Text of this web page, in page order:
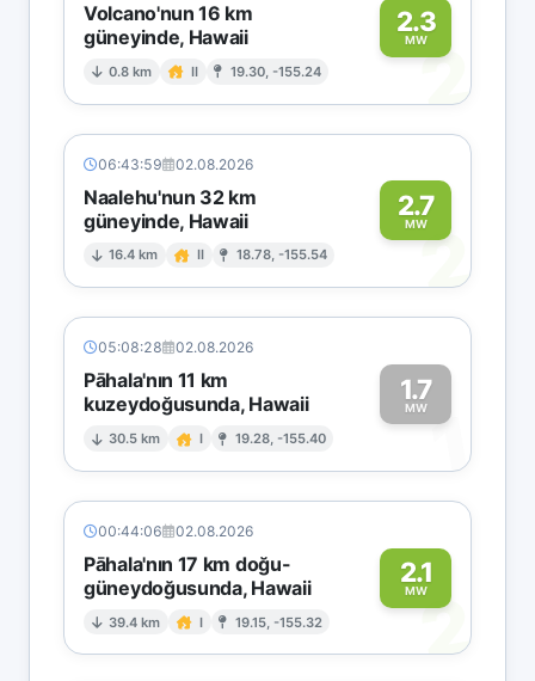
Volcano'nun 16 km
güneyinde, Hawaii
0.8 km II 19.30, -155.24
2.3
MW2
06:43:59 02.08.2026
Naalehu'nun 32 km
güneyinde, Hawaii
16.4 km II 18.78, -155.54
2.7
MW2
05:08:28 02.08.2026
Pāhala'nın 11 km
kuzeydoğusunda, Hawaii
30.5 km I 19.28, -155.40
1.7
MW1
00:44:06 02.08.2026
Pāhala'nın 17 km doğu-
güneydoğusunda, Hawaii
39.4 km I 19.15, -155.32
2.1
MW2